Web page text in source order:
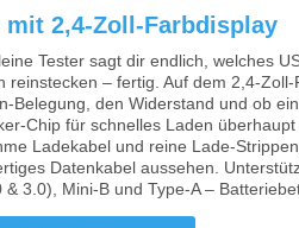
mit 2,4-Zoll-Farbdisplay
Tester sagt dir endlich, welches
reinstecken – fertig. Auf dem 2,4-
Belegung, den Widerstand und ob
Chip für schnelles Laden
Ladekabel und reine Lade-
Datenkabel aussehen.
& 3.0), Mini-B und Type-A –